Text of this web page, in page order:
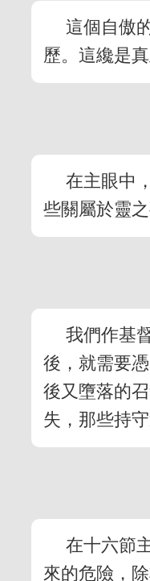
這個自傲
歷。這纔是
在主眼中
些關屬於靈
我們作基
後，就需要
後又墮落的
失，那些持
在十六節
來的危險，